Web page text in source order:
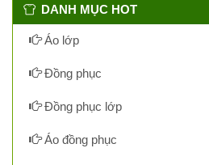
DANH MỤC HOT
Áo lớp
Đồng phục
Đồng phục lớp
Áo đồng phục